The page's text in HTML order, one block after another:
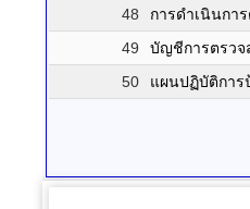
48
การดำเนินกา
49
บัญชีการตรวจ
50
แผนปฏิบัติการ